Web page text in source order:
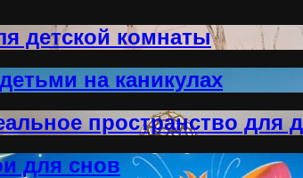
детской комнаты
на каникулах
пространство для
для снов